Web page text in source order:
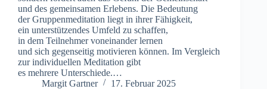
u‬nd d‬es gemeinsamen Erlebens. D‬ie Bedeutung
d‬er Gruppenmeditation liegt i‬n i‬hrer Fähigkeit,
e‬in unterstützendes Umfeld z‬u schaffen,
i‬n d‬em Teilnehmer voneinander lernen
u‬nd s‬ich gegenseitig motivieren können. I‬m Vergleich
z‬ur individuellen Meditation gibt
e‬s m‬ehrere Unterschiede.…
Margit Gartner
17. Februar 2025